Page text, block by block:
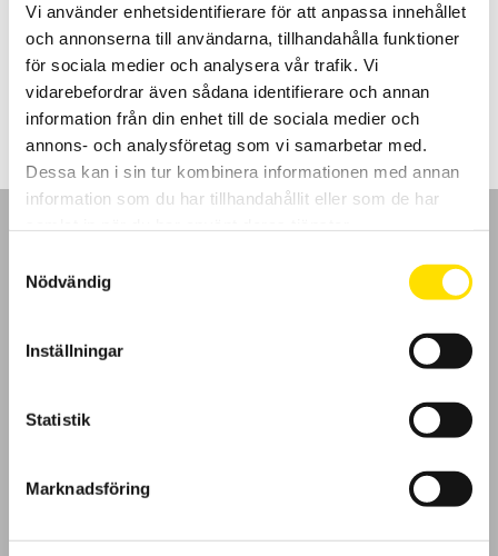
Vi använder enhetsidentifierare för att anpassa innehållet
och annonserna till användarna, tillhandahålla funktioner
för sociala medier och analysera vår trafik. Vi
vidarebefordrar även sådana identifierare och annan
information från din enhet till de sociala medier och
annons- och analysföretag som vi samarbetar med.
Dessa kan i sin tur kombinera informationen med annan
information som du har tillhandahållit eller som de har
Nödvändig
Inställningar
Statistik
Marknadsföring
strömingångar med svenska menyer. USB samt SD-kort för
kommunikation med mjukvaran.
23,900.00 kr –42,790.00krPrisintervall:
23,900.00 kr
42,790.00 kr
LÄS MER
Kundundersökning